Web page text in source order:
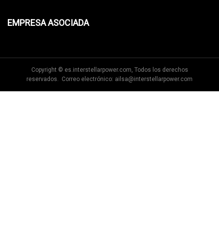
EMPRESA ASOCIADA
Copyright © es.interstellarpower.com, Todos los derechos
reservados. Correo electrónico: ailsa@interstellarpower.com